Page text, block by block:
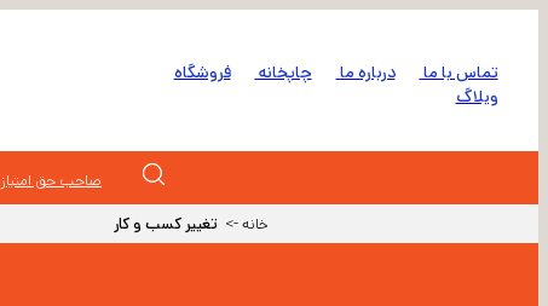
تماس با ما درباره ما چاپخانه
فروشگاه
وبلاگ
صاحب حق امتیاز
خانه -> تغییر کسب و کار